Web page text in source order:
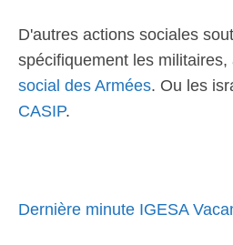
D'autres actions sociales
spécifiquement les militaires,
social des Armées. Ou les
CASIP.
Dernière minute IGESA